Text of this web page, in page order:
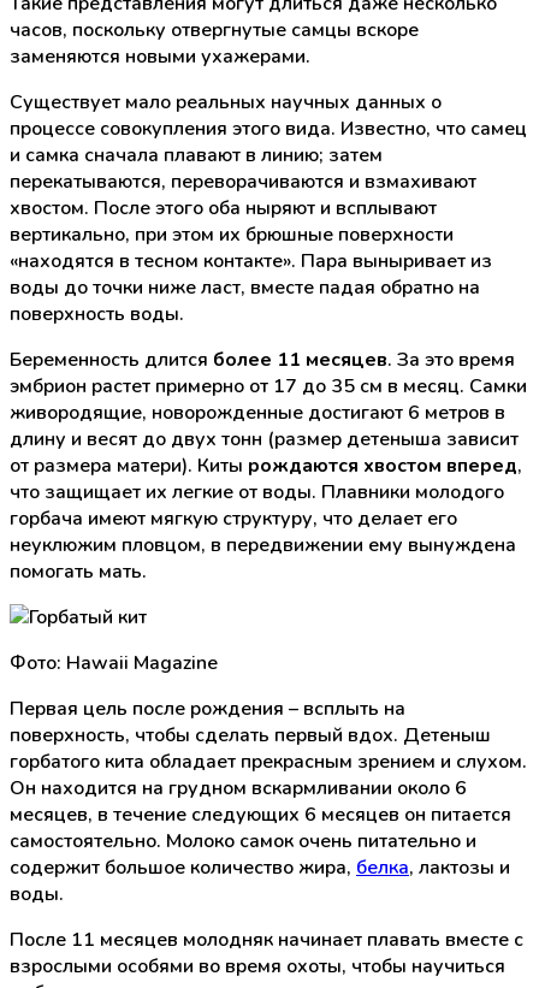
часов, поскольку отвергнутые самцы вскоре
заменяются новыми ухажерами.
Существует мало реальных научных данных о
процессе совокупления этого вида. Известно, что самец
и самка сначала плавают в линию; затем
перекатываются, переворачиваются и взмахивают
хвостом. После этого оба ныряют и всплывают
вертикально, при этом их брюшные поверхности
«находятся в тесном контакте». Пара выныривает из
воды до точки ниже ласт, вместе падая обратно на
поверхность воды.
Беременность длится более 11 месяцев. За это время
эмбрион растет примерно от 17 до 35 см в месяц. Самки
живородящие, новорожденные достигают 6 метров в
длину и весят до двух тонн (размер детеныша зависит
от размера матери). Киты рождаются хвостом вперед,
что защищает их легкие от воды. Плавники молодого
горбача имеют мягкую структуру, что делает его
неуклюжим пловцом, в передвижении ему вынуждена
помогать мать.
Фото: Hawaii Magazine
Первая цель после рождения – всплыть на
поверхность, чтобы сделать первый вдох. Детеныш
горбатого кита обладает прекрасным зрением и слухом.
Он находится на грудном вскармливании около 6
месяцев, в течение следующих 6 месяцев он питается
самостоятельно. Молоко самок очень питательно и
содержит большое количество жира, белка, лактозы и
воды.
После 11 месяцев молодняк начинает плавать вместе с
взрослыми особями во время охоты, чтобы научиться